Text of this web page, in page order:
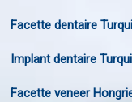
Facette dentaire
Implant dentaire
Facette veneer